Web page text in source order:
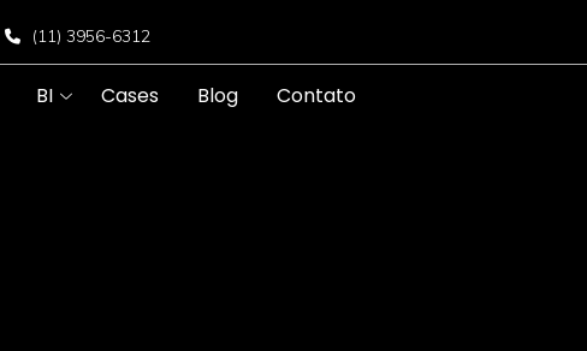
(11) 3956-6312
BI Cases Blog Contato